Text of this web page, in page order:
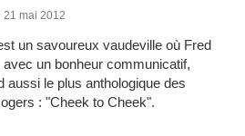
21 mai 2012
un savoureux vaudeville où Fred
un bonheur communicatif,
aussi le plus anthologique des
: "Cheek to Cheek".